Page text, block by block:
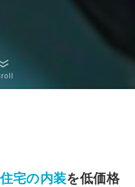
宅の内装を低価格